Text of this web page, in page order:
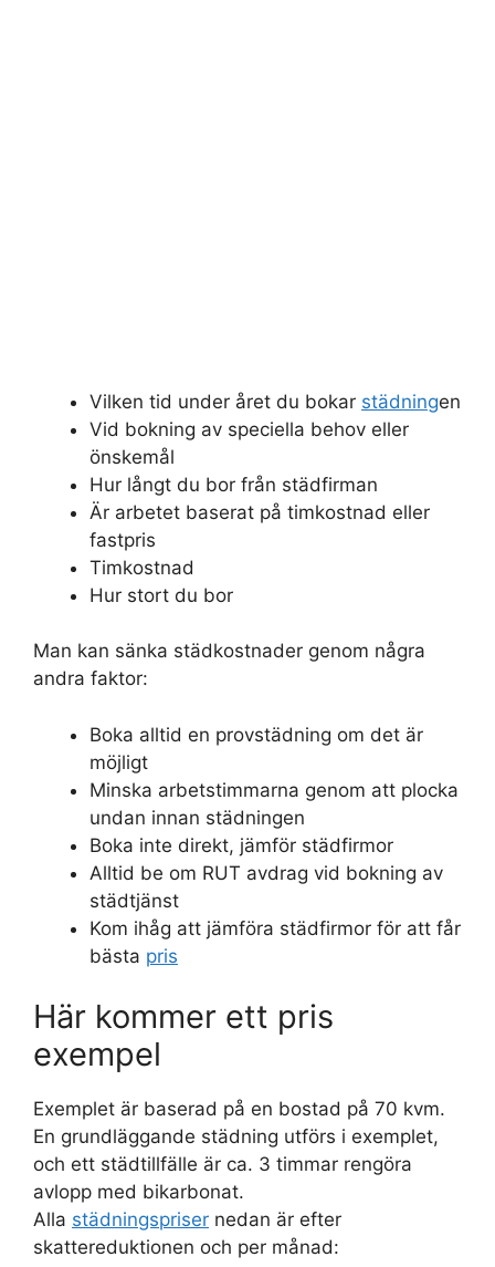
Vilken tid under året du bokar städningen
Vid bokning av speciella behov eller
önskemål
Hur långt du bor från städfirman
Är arbetet baserat på timkostnad eller
fastpris
Timkostnad
Hur stort du bor
Man kan sänka städkostnader genom några
andra faktor:
Boka alltid en provstädning om det är
möjligt
Minska arbetstimmarna genom att plocka
undan innan städningen
Boka inte direkt, jämför städfirmor
Alltid be om RUT avdrag vid bokning av
städtjänst
Kom ihåg att jämföra städfirmor för att får
bästa pris
Här kommer ett pris
exempel
Exemplet är baserad på en bostad på 70 kvm.
En grundläggande städning utförs i exemplet,
och ett städtillfälle är ca. 3 timmar rengöra
avlopp med bikarbonat.
Alla städningspriser nedan är efter
skattereduktionen och per månad: